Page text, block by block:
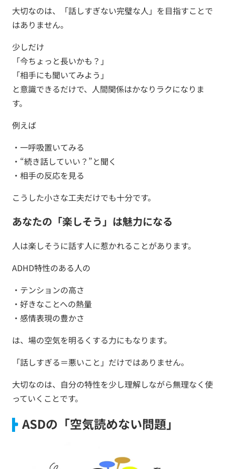
大切なのは、「話しすぎない完璧な人」を目指すことで
はありません。
少しだけ
「今ちょっと長いかも？」
「相手にも聞いてみよう」
と意識できるだけで、人間関係はかなりラクになりま
す。
例えば
・一呼吸置いてみる
・“続き話していい？”と聞く
・相手の反応を見る
こうした小さな工夫だけでも十分です。
あなたの「楽しそう」は魅力になる
人は楽しそうに話す人に惹かれることがあります。
ADHD特性のある人の
・テンションの高さ
・好きなことへの熱量
・感情表現の豊かさ
は、場の空気を明るくする力にもなります。
「話しすぎる＝悪いこと」だけではありません。
大切なのは、自分の特性を少し理解しながら無理なく使
っていくことです。
ASDの「空気読めない問題」